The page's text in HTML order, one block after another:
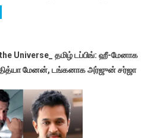
Universe_ தமிழ் டப்பிங்: ஹீ-மேனாக
மேனன், டங்கனாக அர்ஜுன் சர்ஜா